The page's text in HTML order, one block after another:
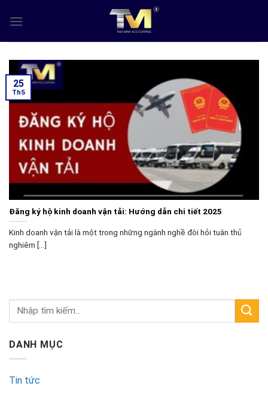
Đăng ký hộ kinh doanh vận tải: Hướng dẫn chi tiết 2025
Kinh doanh vận tải là một trong những ngành nghề đòi hỏi tuân thủ
nghiêm [...]
25
Th5
DANH MỤC
Tin tức